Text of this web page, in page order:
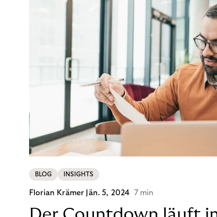
BLOG INSIGHTS
Florian Krämer Jän. 5, 2024 7 min